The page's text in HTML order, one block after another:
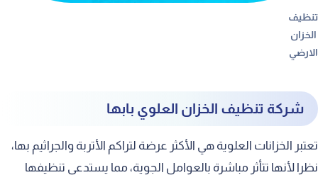
تنظيف
الخزان
الارضي
شركة تنظيف الخزان العلوي بابها
تعتبر الخزانات العلوية هي الأكثر عرضة لتراكم الأتربة والجراثيم بها،
نظرا لأنها تتأثر مباشرة بالعوامل الجوية، مما يستدعي تنظيفها